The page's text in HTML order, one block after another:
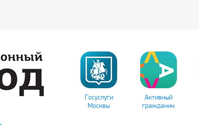
Госуслуги
Москвы
Активный
гражданин